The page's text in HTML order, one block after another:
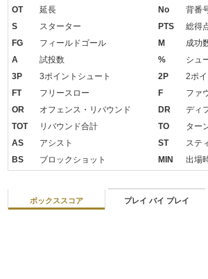
OT 延長 No
背番
S
スターター PTS
総得
FG
フィールドゴール M
成功
A
試投数 %
シュ
3P
3ポイントシュート 2P
2ポ
FT
フリースロー F
ファ
OR
オフェンス・リバウンド DR
ディ
TOT
リバウンド合計 TO
ター
AS
アシスト ST
ステ
BS
ブロックショット MIN 出場
ボックススコア プレイ バイ プレイ